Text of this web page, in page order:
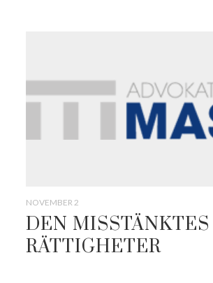
NOVEMBER 2
DEN MISSTÄNKTES
RÄTTIGHETER